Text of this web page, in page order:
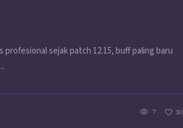
sejak patch 12.15, buff paling baru
7 30